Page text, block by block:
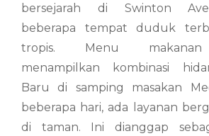
bersejarah di Swinton
beberapa tempat duduk
tropis. Menu makanan
menampilkan kombinasi
Baru di samping masakan
beberapa hari, ada layanan
di taman. Ini dianggap